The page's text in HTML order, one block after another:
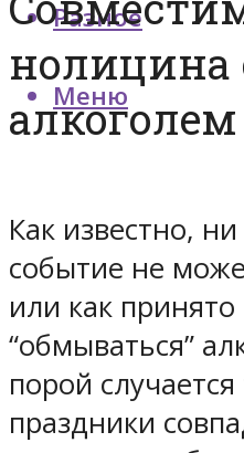
Разное
Меню
нолицина
алкоголем
Как известно,
событие не
или как принято
“обмываться”
порой случается
праздники